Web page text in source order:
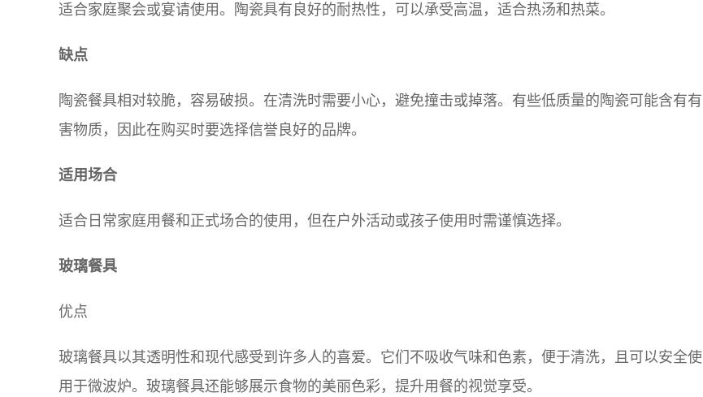
适合家庭聚会或宴请使用。陶瓷具有良好的耐热性，可以承受高温，适合热汤和热菜。
缺点
陶瓷餐具相对较脆，容易破损。在清洗时需要小心，避免撞击或掉落。有些低质量的陶瓷可能含有有
害物质，因此在购买时要选择信誉良好的品牌。
适用场合
适合日常家庭用餐和正式场合的使用，但在户外活动或孩子使用时需谨慎选择。
玻璃餐具
优点
玻璃餐具以其透明性和现代感受到许多人的喜爱。它们不吸收气味和色素，便于清洗，且可以安全使
用于微波炉。玻璃餐具还能够展示食物的美丽色彩，提升用餐的视觉享受。